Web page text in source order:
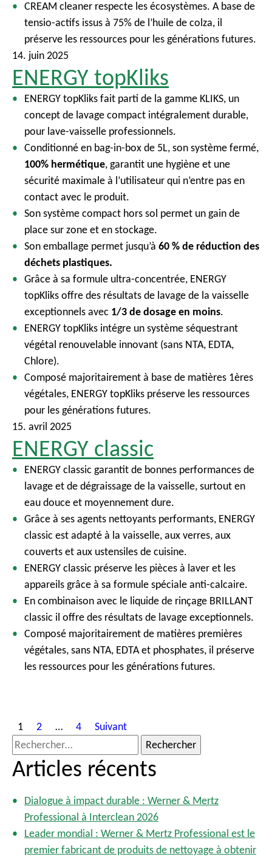
CREAM cleaner respecte les écosystèmes. A base de
tensio-actifs issus à 75% de l’huile de colza, il
préserve les ressources pour les générations futures.
14. juin 2025
ENERGY topKliks
ENERGY topKliks fait parti de la gamme KLIKS, un
concept de lavage compact intégralement durable,
pour lave-vaisselle professionnels.
Conditionné en bag-in-box de 5L, son système fermé,
100% hermétique, garantit une hygiène et une
sécurité maximale à l’utilisateur qui n’entre pas en
contact avec le produit.
Son système compact hors sol permet un gain de
place sur zone et en stockage.
Son emballage permet jusqu’à 60 % de réduction des
déchets plastiques.
Grâce à sa formule ultra-concentrée, ENERGY
topKliks offre des résultats de lavage de la vaisselle
exceptionnels avec 1/3 de dosage en moins.
ENERGY topKliks intégre un système séquestrant
végétal renouvelable innovant (sans NTA, EDTA,
Chlore).
​Composé majoritairement à base de matières 1ères
végétales, ENERGY topKliks préserve les ressources
pour les générations futures.
15. avril 2025
ENERGY classic
ENERGY classic garantit de bonnes performances de
lavage et de dégraissage de la vaisselle, surtout en
eau douce et moyennement dure.
Grâce à ses agents nettoyants performants, ENERGY
classic est adapté à la vaisselle, aux verres, aux
couverts et aux ustensiles de cuisine.
ENERGY classic préserve les pièces à laver et les
appareils grâce à sa formule spéciale anti-calcaire.
En combinaison avec le liquide de rinçage BRILLANT
classic il offre des résultats de lavage exceptionnels.
Composé majoritairement de matières premières
végétales, sans NTA, EDTA et phosphates, il préserve
les ressources pour les générations futures.
P
a
g
i
a
o
1 2 … 4
Suivant
R
e
c
e
c
Articles récents
Dialogue à impact durable : Werner & Mertz
Professional à Interclean 2026
Leader mondial : Werner & Mertz Professional est le
premier fabricant de produits de nettoyage à obtenir